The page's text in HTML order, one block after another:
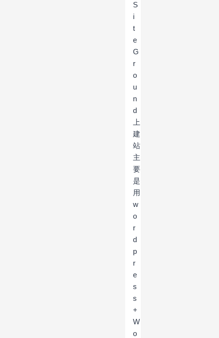
S
i
t
e
G
r
o
u
n
d
上
建
站
主
要
是
用
w
o
r
d
p
r
e
s
s
+
W
o